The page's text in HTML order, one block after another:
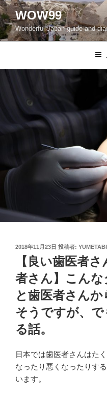
コ
ン
テ
ン
へ
WOW99
Wonderful Japan guide and
投
2018年11月23日 投稿者:
【良い歯医者
者さん】こん
と歯医者さん
そうですが、
る話。
日本では歯医者さんはた
なったり悪くなったりす
います。